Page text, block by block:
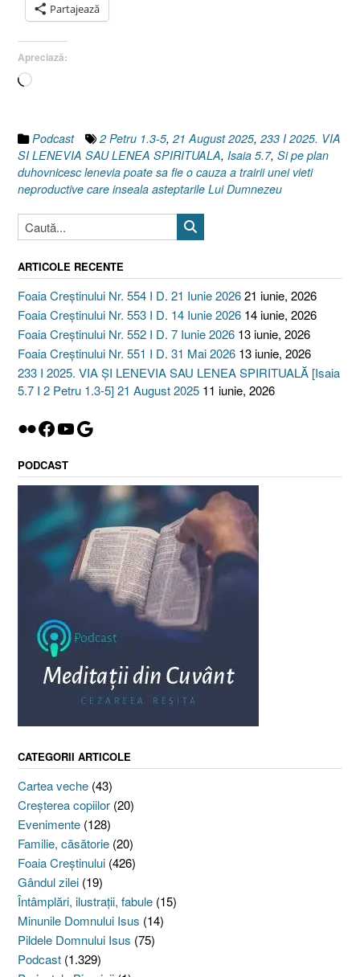
Partajează
Apreciază:
Încarc...
Podcast 2 Petru 1.3-5, 21 August 2025, 233 I 2025. VIA
SI LENEVIA SAU LENEA SPIRITUALA, Isaia 5.7, Si pe plan
duhovnicesc lenevia poate sa fie o cauza a trairii unei vieti
neproductive care inseala asteptarile Lui Dumnezeu
ARTICOLE RECENTE
Foaia Creștinului Nr. 554 I D. 21 Iunie 202621 iunie, 2026
Foaia Creștinului Nr. 553 I D. 14 Iunie 2026 14 iunie, 2026
Foaia Creștinului Nr. 552 I D. 7 Iunie 2026 13 iunie, 2026
Foaia Creștinului Nr. 551 I D. 31 Mai 2026 13 iunie, 2026
233 I 2025. VIA ȘI LENEVIA SAU LENEA SPIRITUALĂ [Isaia
5.7 I 2 Petru 1.3-5] 21 August 2025 11 iunie, 2026
Flickr
Facebook
YouTube
Google
PODCAST
CATEGORII ARTICOLE
Cartea veche (43)
Creşterea copiilor (20)
Evenimente (128)
Familie, căsătorie (20)
Foaia Creştinului (426)
Gândul zilei (19)
Întâmplări, ilustraţii, fabule (15)
Minunile Domnului Isus (14)
Pildele Domnului Isus (75)
Podcast (1.329)